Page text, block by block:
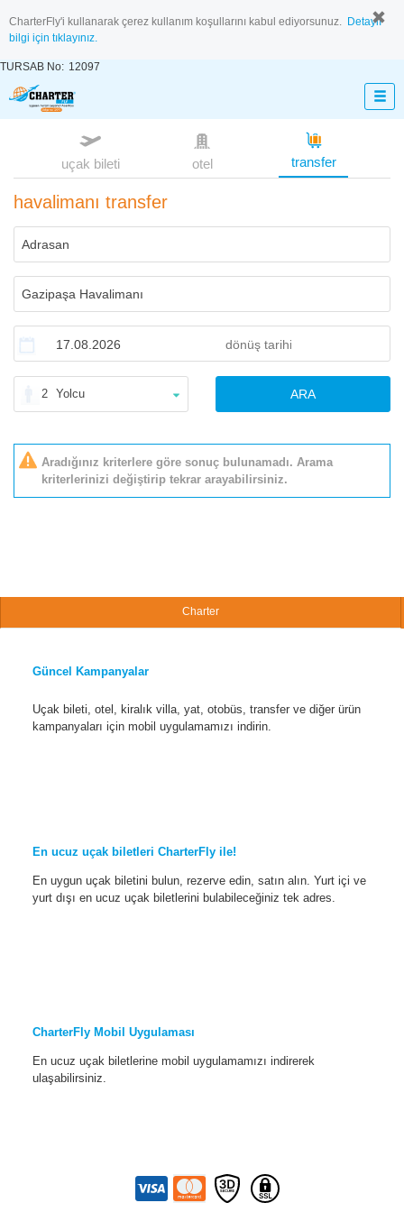
CharterFly'i kullanarak çerez kullanım koşullarını kabul ediyorsunuz. Detaylı
bilgi için tıklayınız.
TURSAB No: 12097
uçak bileti otel transfer
havalimanı transfer
2 Yolcu ARA
Aradığınız kriterlere göre sonuç bulunamadı. Arama
kriterlerinizi değiştirip tekrar arayabilirsiniz.
Charter
Güncel Kampanyalar
Uçak bileti, otel, kiralık villa, yat, otobüs, transfer ve diğer ürün
kampanyaları için mobil uygulamamızı indirin.
En ucuz uçak biletleri CharterFly ile!
En uygun uçak biletini bulun, rezerve edin, satın alın. Yurt içi ve
yurt dışı en ucuz uçak biletlerini bulabileceğiniz tek adres.
CharterFly Mobil Uygulaması
En ucuz uçak biletlerine mobil uygulamamızı indirerek
ulaşabilirsiniz.